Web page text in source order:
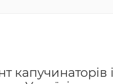
капучинаторів